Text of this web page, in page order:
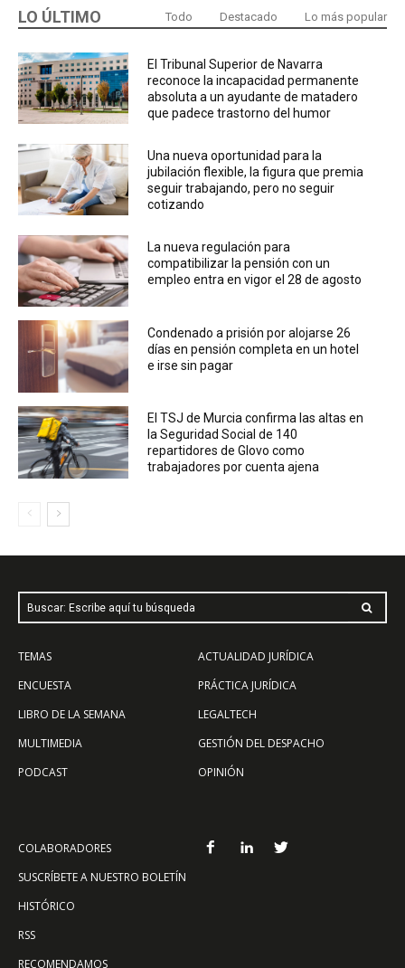
LO ÚLTIMO Todo Destacado Lo más popular
El Tribunal Superior de Navarra
reconoce la incapacidad permanente
absoluta a un ayudante de matadero
que padece trastorno del humor
Una nueva oportunidad para la
jubilación flexible, la figura que premia
seguir trabajando, pero no seguir
cotizando
La nueva regulación para
compatibilizar la pensión con un
empleo entra en vigor el 28 de agosto
Condenado a prisión por alojarse 26
días en pensión completa en un hotel
e irse sin pagar
El TSJ de Murcia confirma las altas en
la Seguridad Social de 140
repartidores de Glovo como
trabajadores por cuenta ajena
Buscar: Escribe aquí tu búsqueda
TEMAS
ENCUESTA
LIBRO DE LA SEMANA
MULTIMEDIA
PODCAST
ACTUALIDAD JURÍDICA
PRÁCTICA JURÍDICA
LEGALTECH
GESTIÓN DEL DESPACHO
OPINIÓN
COLABORADORES
SUSCRÍBETE A NUESTRO BOLETÍN
HISTÓRICO
RSS
RECOMENDAMOS